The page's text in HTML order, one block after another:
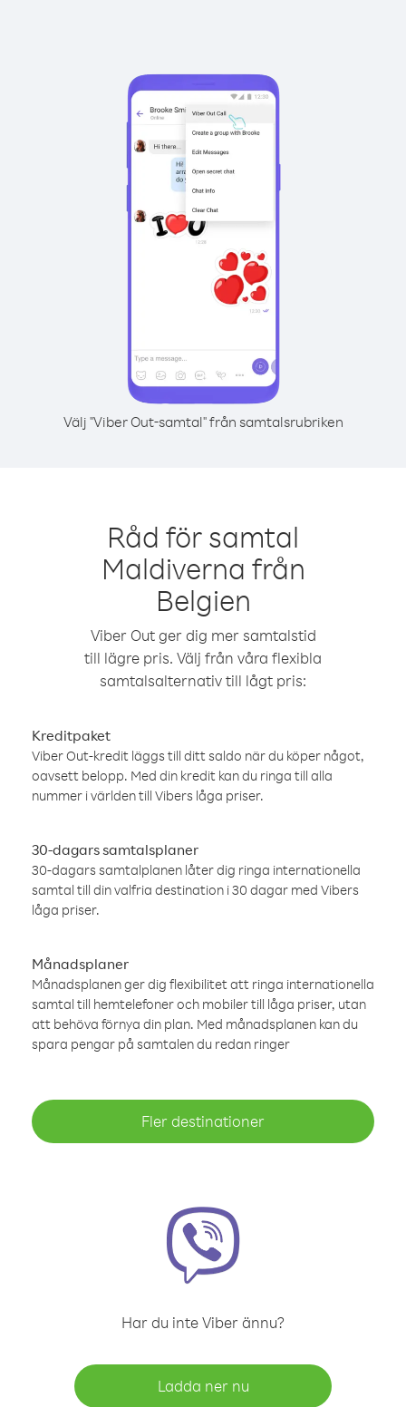
Välj "Viber Out-samtal" från samtalsrubriken
Råd för samtal
Maldiverna från
Belgien
Viber Out ger dig mer samtalstid
till lägre pris. Välj från våra flexibla
samtalsalternativ till lågt pris:
Kreditpaket
Viber Out-kredit läggs till ditt saldo när du köper något,
oavsett belopp. Med din kredit kan du ringa till alla
nummer i världen till Vibers låga priser.
30-dagars samtalsplaner
30-dagars samtalplanen låter dig ringa internationella
samtal till din valfria destination i 30 dagar med Vibers
låga priser.
Månadsplaner
Månadsplanen ger dig flexibilitet att ringa internationella
samtal till hemtelefoner och mobiler till låga priser, utan
att behöva förnya din plan. Med månadsplanen kan du
spara pengar på samtalen du redan ringer
Fler destinationer
Har du inte Viber ännu?
Ladda ner nu